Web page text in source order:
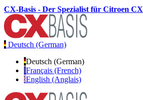
CX-Basis - Der Spezialist für Citroen CX
Deutsch (German)
Deutsch (German)
Français (French)
English (Anglais)